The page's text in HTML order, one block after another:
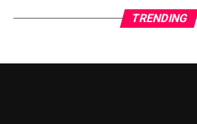
TRENDING